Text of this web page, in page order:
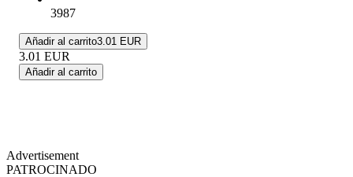
3987
Añadir al carrito3.01 EUR
3.01 EUR
Añadir al carrito
Advertisement
PATROCINADO